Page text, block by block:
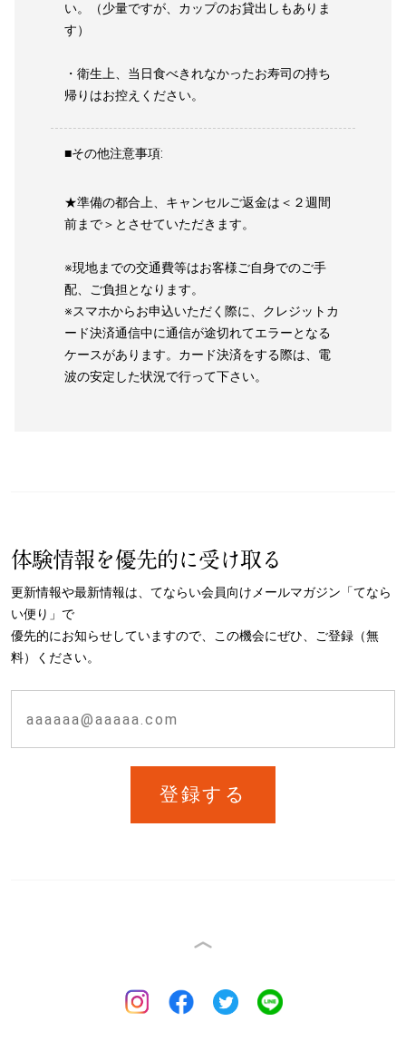
い。（少量ですが、カップのお貸出しもありま
す）
・衛生上、当日食べきれなかったお寿司の持ち
帰りはお控えください。
■その他注意事項:
★準備の都合上、キャンセルご返金は＜２週間
前まで＞とさせていただきます。
※現地までの交通費等はお客様ご自身でのご手
配、ご負担となります。
※スマホからお申込いただく際に、クレジットカ
ード決済通信中に通信が途切れてエラーとなる
ケースがあります。カード決済をする際は、電
波の安定した状況で行って下さい。
体験情報を優先的に受け取る
更新情報や最新情報は、てならい会員向けメールマガジン「てなら
い便り」で
優先的にお知らせしていますので、この機会にぜひ、ご登録（無
料）ください。
登録する